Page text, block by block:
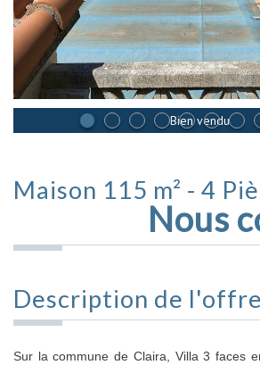
Bien vendu
Maison 115 m² - 4
Nous
Description de l'offre
Sur la commune de Claira, Villa 3 faces